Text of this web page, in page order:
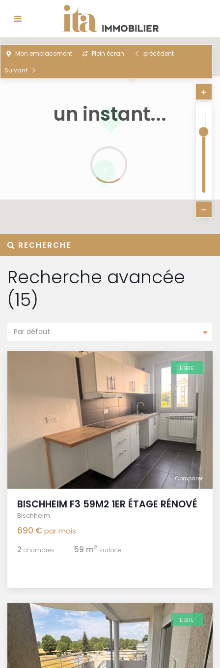
7
un instant...
Mon emplacement Plein écran
précédent
Suivant
RECHERCHE
Recherche avancée
(15)
Par défaut
Comparer
LIBRE
BISCHHEIM F3 59M2 1ER ÉTAGE RÉNOVÉ
Bischheim
690 €par mois
2 chambres 59 m2 surface
LIBRE